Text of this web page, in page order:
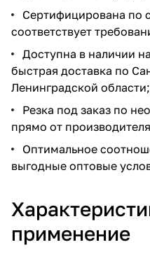
Сертифицирована по
соответствует
Доступна в наличии
быстрая доставка по
Ленинградской области;
Резка под заказ по
прямо от
Оптимальное
выгодные оптовые
применение